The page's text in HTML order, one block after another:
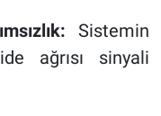
Sistemin
ağrısı sinyali